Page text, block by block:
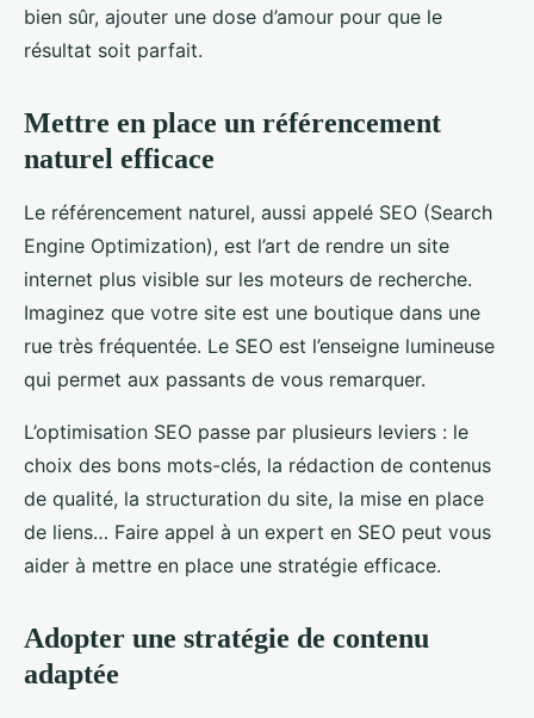
bien sûr, ajouter une dose d’amour pour que le
résultat soit parfait.
Mettre en place un référencement
naturel efficace
Le référencement naturel, aussi appelé SEO (Search
Engine Optimization), est l’art de rendre un site
internet plus visible sur les moteurs de recherche.
Imaginez que votre site est une boutique dans une
rue très fréquentée. Le SEO est l’enseigne lumineuse
qui permet aux passants de vous remarquer.
L’optimisation SEO passe par plusieurs leviers : le
choix des bons mots-clés, la rédaction de contenus
de qualité, la structuration du site, la mise en place
de liens… Faire appel à un expert en SEO peut vous
aider à mettre en place une stratégie efficace.
Adopter une stratégie de contenu
adaptée